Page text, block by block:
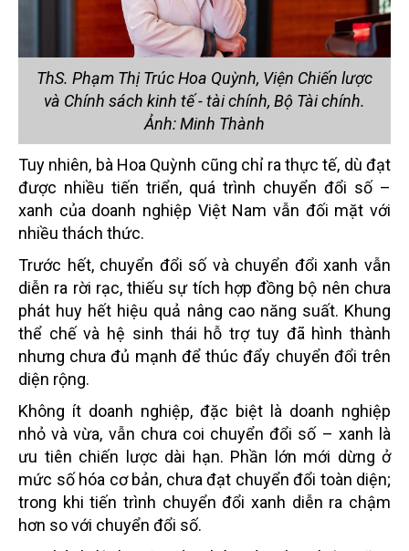
ThS. Phạm Thị Trúc Hoa Quỳnh, Viện Chiến lược
và Chính sách kinh tế - tài chính, Bộ Tài chính.
Ảnh: Minh Thành
Tuy nhiên, bà Hoa Quỳnh cũng chỉ ra thực tế, dù đạt
được nhiều tiến triển, quá trình chuyển đổi số –
xanh của doanh nghiệp Việt Nam vẫn đối mặt với
nhiều thách thức.
Trước hết, chuyển đổi số và chuyển đổi xanh vẫn
diễn ra rời rạc, thiếu sự tích hợp đồng bộ nên chưa
phát huy hết hiệu quả nâng cao năng suất. Khung
thể chế và hệ sinh thái hỗ trợ tuy đã hình thành
nhưng chưa đủ mạnh để thúc đẩy chuyển đổi trên
diện rộng.
Không ít doanh nghiệp, đặc biệt là doanh nghiệp
nhỏ và vừa, vẫn chưa coi chuyển đổi số – xanh là
ưu tiên chiến lược dài hạn. Phần lớn mới dừng ở
mức số hóa cơ bản, chưa đạt chuyển đổi toàn diện;
trong khi tiến trình chuyển đổi xanh diễn ra chậm
hơn so với chuyển đổi số.